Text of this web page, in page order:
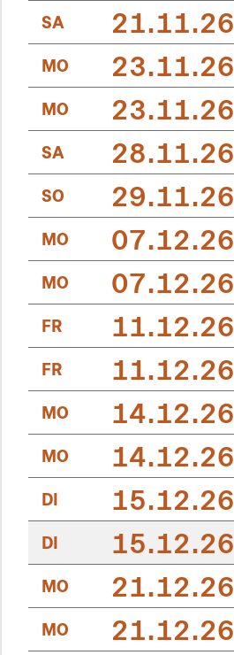
SA 21.11.26
MO
23.11.26
MO
23.11.26
SA
28.11.26
SO
29.11.26
MO
07.12.26
MO
07.12.26
FR
11.12.26
FR
11.12.26
MO
14.12.26
MO
14.12.26
DI
15.12.26
DI
15.12.26
MO
21.12.26
MO
21.12.26